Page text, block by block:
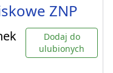
ZNP
Dodaj do
ulubionych